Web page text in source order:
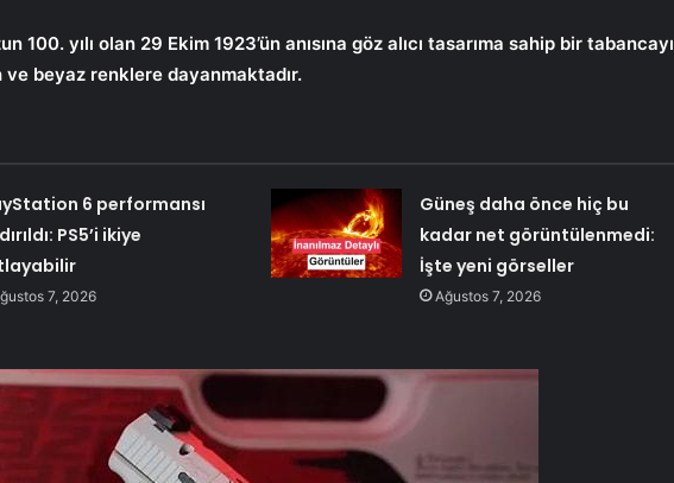
100. yılı olan 29 Ekim 1923’ün anısına göz alıcı tasarıma sahip bir tabancayı
ve beyaz renklere dayanmaktadır.
6 performansı
PS5’i ikiye
7, 2026
Güneş daha önce hiç bu
kadar net görüntülenmedi:
İşte yeni görseller
Ağustos 7, 2026